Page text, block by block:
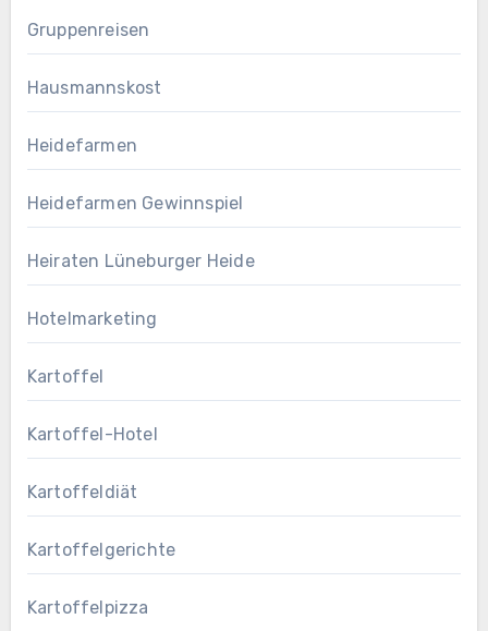
Gruppenreisen
Hausmannskost
Heidefarmen
Heidefarmen Gewinnspiel
Heiraten Lüneburger Heide
Hotelmarketing
Kartoffel
Kartoffel-Hotel
Kartoffeldiät
Kartoffelgerichte
Kartoffelpizza